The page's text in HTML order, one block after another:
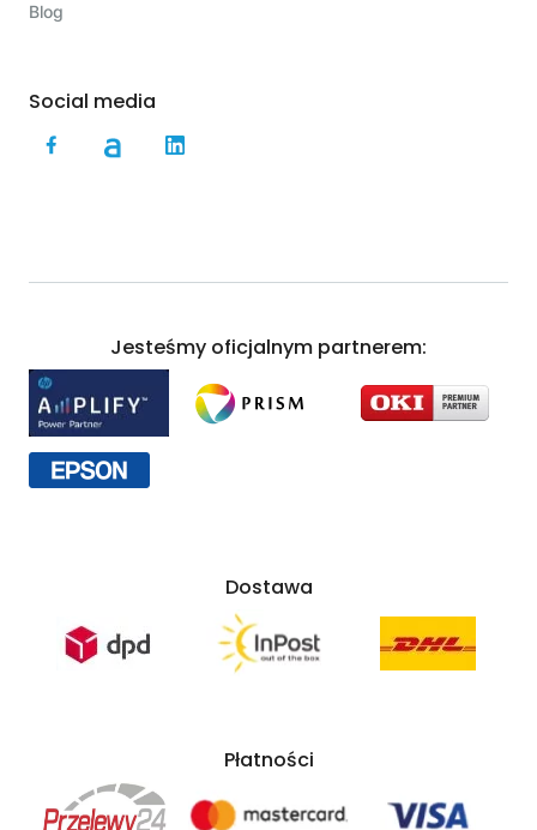
Blog
Social media
Jesteśmy oficjalnym partnerem:
Dostawa
Płatności